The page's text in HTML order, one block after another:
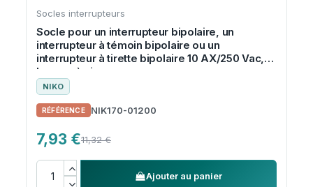
Socles interrupteurs
Socle pour un interrupteur bipolaire, un
interrupteur à témoin bipolaire ou un
interrupteur à tirette bipolaire 10 AX/250 Vac,
bornes à vis
NIKO
NIK170-01200
7,93 €11,32 €
Ajouter au panier